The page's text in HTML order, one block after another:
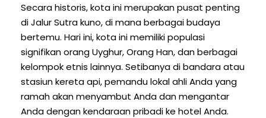
Secara historis, kota ini merupakan pusat penting
di Jalur Sutra kuno, di mana berbagai budaya
bertemu. Hari ini, kota ini memiliki populasi
signifikan orang Uyghur, Orang Han, dan berbagai
kelompok etnis lainnya. Setibanya di bandara atau
stasiun kereta api, pemandu lokal ahli Anda yang
ramah akan menyambut Anda dan mengantar
Anda dengan kendaraan pribadi ke hotel Anda.